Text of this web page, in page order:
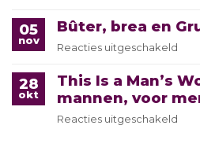
alles
05
nov
Bûter, brea en
Reacties uitgeschakeld
Pier
28
okt
This Is a Man’s
mannen, voor
Reacties uitgeschakeld